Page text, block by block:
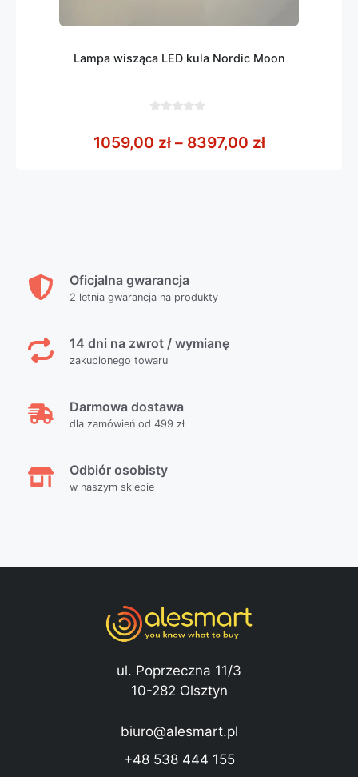
Lampa wisząca LED kula Nordic Moon
5
1059,00 zł – 8397,00 złZakres cen:
Oficjalna gwarancja
2 letnia gwarancja na produkty
14 dni na zwrot / wymianę
zakupionego towaru
Darmowa dostawa
dla zamówień od 499 zł
Odbiór osobisty
w naszym sklepie
ul. Poprzeczna 11/3
10-282 Olsztyn
biuro@alesmart.pl
+48 538 444 155